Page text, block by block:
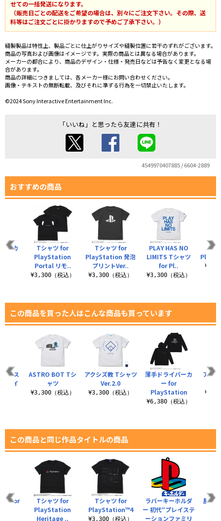
せての一括発送になります。
（販売日ごとの配送をご希望の場合は、別々にご注文下さい。その際、送
料等はご注文ごとに掛かりますので予めご了承下さい。）
縫製製品は特性上、製品ごとに仕上がりサイズや縫製位置に若干のずれがございます。
商品の写真および画像はイメージです。実際の商品とは異なる場合があります。
メーカーの都合により、商品のデザイン・仕様・発売日などは予告なく変更となる場
合があります。
商品の詳細につきましては、各メーカー様にお問い合わせください。
画像・テキストの無断転載、及びそれに準ずる行為を一切禁止いたします。
©2024 Sony Interactive Entertainment Inc.
「いいね」と思ったら友達に共有！
4549970407885 / 6604-2889
おすすめの商品
Tシャツ for
PlayStation 発泡
プリントVer..
¥3,300（税込）
PLAY HAS NO
LIMITS Tシャツ
for Pl..
¥3,300（税込）
T
ーカ
Tシャツ for
PlayStation
Portal リモ..
¥3,300（税込）
この商品を買った人はこんな商品も買っています
アクシズ教 Tシャツ
Ver.2.0
¥3,300（税込）
薄手ドライパーカ
ー for
PlayStation
¥6,380（税込）
アス
イス
ェイ
ASTRO BOT Tシ
ャツ
¥3,300（税込）
この商品と同じ作品タイトルの商品
Tシャツ for
PlayStation™4
¥3,300（税込）
ラバーキーホルダ
ー 初代“プレイステ
ーションファミリ
屋外
ツ for
Tシャツ for
PlayStation
Heritage ..